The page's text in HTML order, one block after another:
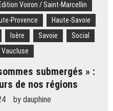
Voiron / Saint-Marcellin
Provence
Haute-Savoie
Isère Savoie
Social
Vaucluse
submergés » :
de nos régions
by dauphine